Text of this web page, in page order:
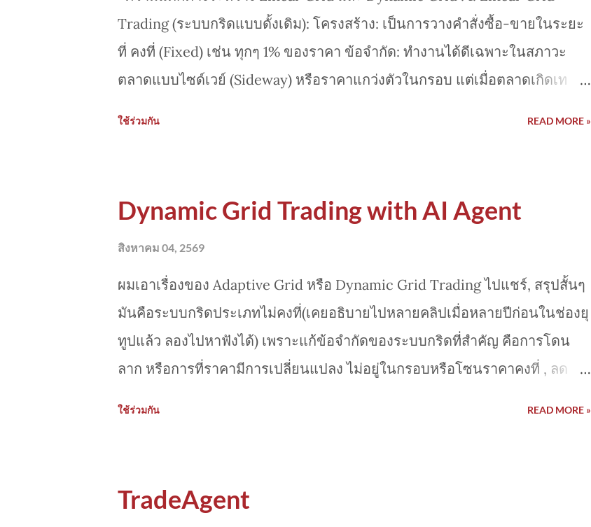
Trading (ระบบกริดแบบดั้งเดิม): โครงสร้าง: เป็นการวางคำสั่งซื้อ-ขายในระยะ
ที่ คงที่ (Fixed) เช่น ทุกๆ 1% ของราคา ข้อจำกัด: ทำงานได้ดีเฉพาะในสภาวะ
ตลาดแบบไซด์เวย์ (Sideway) หรือราคาแกว่งตัวในกรอบ แต่เมื่อตลาดเกิดเท
ใช้ร่วมกัน READ MORE »
Dynamic Grid Trading with AI Agent
สิงหาคม 04, 2569
ผมเอาเรื่องของ Adaptive Grid หรือ Dynamic Grid Trading ไปแชร์, สรุปสั้นๆ
มันคือระบบกริดประเภทไม่คงที่(เคยอธิบายไปหลายคลิปเมื่อหลายปีก่อนในช่องยุ
ทูปแล้ว ลองไปหาฟังได้) เพราะแก้ข้อจำกัดของระบบกริดที่สำคัญ คือการโดน
ลาก หรือการที่ราคามีการเปลี่ยนแปลง ไม่อยู่ในกรอบหรือโซนราคาคงที่ , ลด
จำเป็นต้อง Fix คงที่เท่ากันทั้งหมด ทำให้สามารถจัดการ Risk per Zone หรือ
ใช้ร่วมกัน READ MORE »
TradeAgent